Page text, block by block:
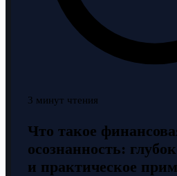
3 минут чтения
Что такое
осознанность:
и практическое